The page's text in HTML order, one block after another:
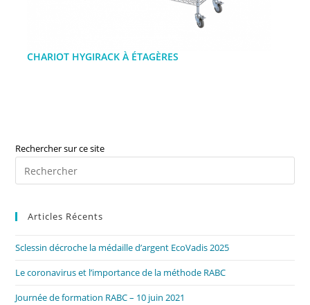
CHARIOT HYGIRACK À ÉTAGÈRES
Rechercher sur ce site
Articles Récents
Sclessin décroche la médaille d’argent EcoVadis 2025
Le coronavirus et l’importance de la méthode RABC
Journée de formation RABC – 10 juin 2021